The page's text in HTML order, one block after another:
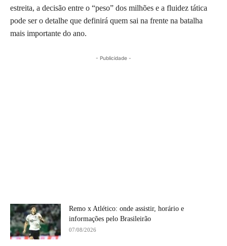
estreita, a decisão entre o “peso” dos milhões e a fluidez tática
pode ser o detalhe que definirá quem sai na frente na batalha
mais importante do ano.
- Publicidade -
Remo x Atlético: onde assistir, horário e
informações pelo Brasileirão
07/08/2026